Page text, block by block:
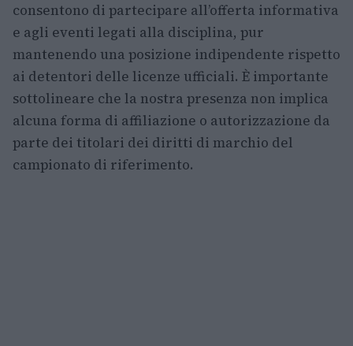
consentono di partecipare all’offerta informativa
e agli eventi legati alla disciplina, pur
mantenendo una posizione indipendente rispetto
ai detentori delle licenze ufficiali. È importante
sottolineare che la nostra presenza non implica
alcuna forma di affiliazione o autorizzazione da
parte dei titolari dei diritti di marchio del
campionato di riferimento.